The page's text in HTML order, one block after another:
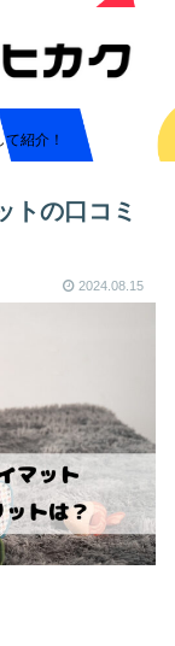
紹介！
トの口コミ
2024.08.15